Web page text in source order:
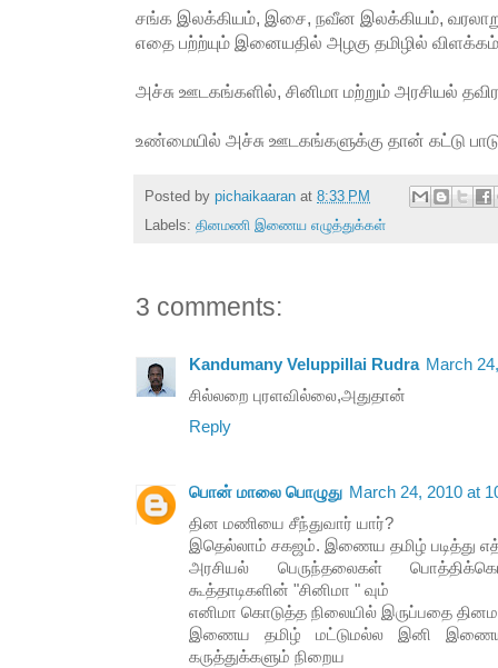
சங்க இலக்கியம், இசை, நவீன இலக்கியம்,
எதை பற்ற்யும் இனையதில் அழகு தமிழில் விளக்கம்
அச்சு ஊடகங்களில், சினிமா மற்றும் அரசியல்
உண்மையில் அச்சு ஊடகங்களுக்கு தான் கட்டு
Posted by pichaikaaran at 8:33 PM
Labels: தினமணி இணைய எழுத்துக்கள்
3 comments:
Kandumany Veluppillai Rudra March
சில்லறை புரளவில்லை,அதுதான்
Reply
பொன் மாலை பொழுது March 24, 2010 at
தின மணியை சீந்துவார் யார்?
இதெல்லாம் சகஜம். இணைய தமிழ் படித்து
அரசியல் பெருந்தலைகள்
கூத்தாடிகளின் "சினிமா " வும்
எனிமா கொடுத்த நிலையில் இருப்பதை
இணைய தமிழ் மட்டுமல்ல இனி
கருத்துக்களும் நிறைய